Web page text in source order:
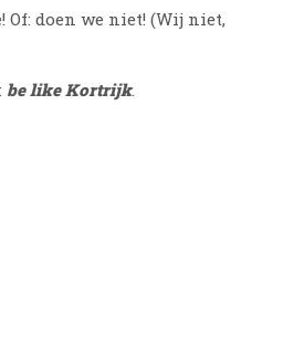
doen we niet! (Wij niet,
be like Kortrijk.